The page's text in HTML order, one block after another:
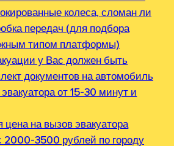
колеса‚ сломан ли
передач (для подбора
типом платформы)
у Вас должен быть
документов на автомобиль
от 15-30 минут и
цена на вызов эвакуатора
2000-3500 рублей по городу